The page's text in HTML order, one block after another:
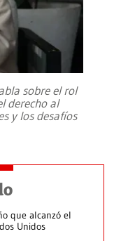
sobre el rol
derecho al
y los desafíos
que alcanzó el
Unidos